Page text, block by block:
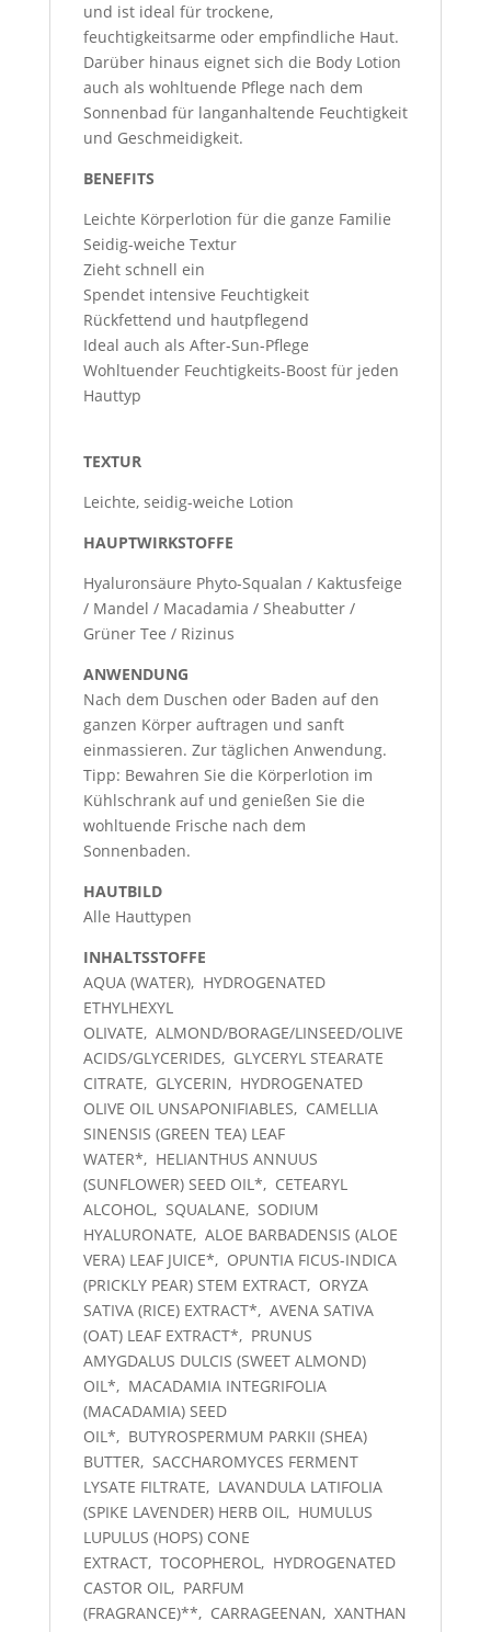
und ist ideal für trockene,
feuchtigkeitsarme oder empfindliche Haut.
Darüber hinaus eignet sich die Body Lotion
auch als wohltuende Pflege nach dem
Sonnenbad für langanhaltende Feuchtigkeit
und Geschmeidigkeit.
BENEFITS
Leichte Körperlotion für die ganze Familie
Seidig-weiche Textur
Zieht schnell ein
Spendet intensive Feuchtigkeit
Rückfettend und hautpflegend
Ideal auch als After-Sun-Pflege
Wohltuender Feuchtigkeits-Boost für jeden
Hauttyp
TEXTUR
Leichte, seidig-weiche Lotion
HAUPTWIRKSTOFFE
Hyaluronsäure Phyto-Squalan / Kaktusfeige
/ Mandel / Macadamia / Sheabutter/
Grüner Tee / Rizinus
ANWENDUNG
Nach dem Duschen oder Baden auf den
ganzen Körper auftragen und sanft
einmassieren. Zur täglichen Anwendung.
Tipp: Bewahren Sie die Körperlotion im
Kühlschrank auf und genießen Sie die
wohltuende Frische nach dem
Sonnenbaden.
HAUTBILD
Alle Hauttypen
INHALTSSTOFFE
AQUA (WATER), HYDROGENATED
ETHYLHEXYL
OLIVATE, ALMOND/BORAGE/LINSEED/OLIVE
ACIDS/GLYCERIDES, GLYCERYL STEARATE
CITRATE, GLYCERIN, HYDROGENATED
OLIVE OIL UNSAPONIFIABLES, CAMELLIA
SINENSIS (GREEN TEA) LEAF
WATER*, HELIANTHUS ANNUUS
(SUNFLOWER) SEED OIL*, CETEARYL
ALCOHOL, SQUALANE, SODIUM
HYALURONATE, ALOE BARBADENSIS (ALOE
VERA) LEAF JUICE*, OPUNTIA FICUS-INDICA
(PRICKLY PEAR) STEM EXTRACT, ORYZA
SATIVA (RICE) EXTRACT*, AVENA SATIVA
(OAT) LEAF EXTRACT*, PRUNUS
AMYGDALUS DULCIS (SWEET ALMOND)
OIL*, MACADAMIA INTEGRIFOLIA
(MACADAMIA) SEED
OIL*, BUTYROSPERMUM PARKII (SHEA)
BUTTER, SACCHAROMYCES FERMENT
LYSATE FILTRATE, LAVANDULA LATIFOLIA
(SPIKE LAVENDER) HERB OIL, HUMULUS
LUPULUS (HOPS) CONE
EXTRACT, TOCOPHEROL, HYDROGENATED
CASTOR OIL, PARFUM
(FRAGRANCE)**, CARRAGEENAN, XANTHAN